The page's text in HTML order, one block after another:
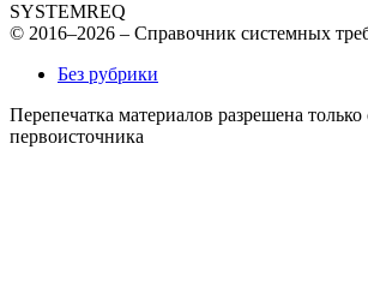
SYSTEMREQ
© 2016–2026 – Справочник системных
Без рубрики
Перепечатка материалов разрешена только
первоисточника